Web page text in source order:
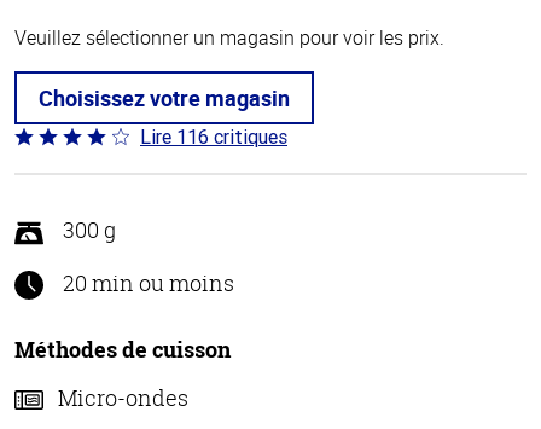
Veuillez sélectionner un magasin pour voir les prix.
Choisissez votre magasin
Coté
4.2 sur
Lire 116 critiques
300 g
20 min ou moins
Méthodes de cuisson
Micro-ondes